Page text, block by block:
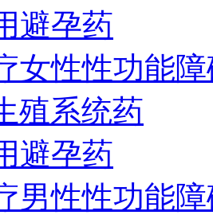
避孕药
女性性功能
殖系统药
避孕药
男性性功能